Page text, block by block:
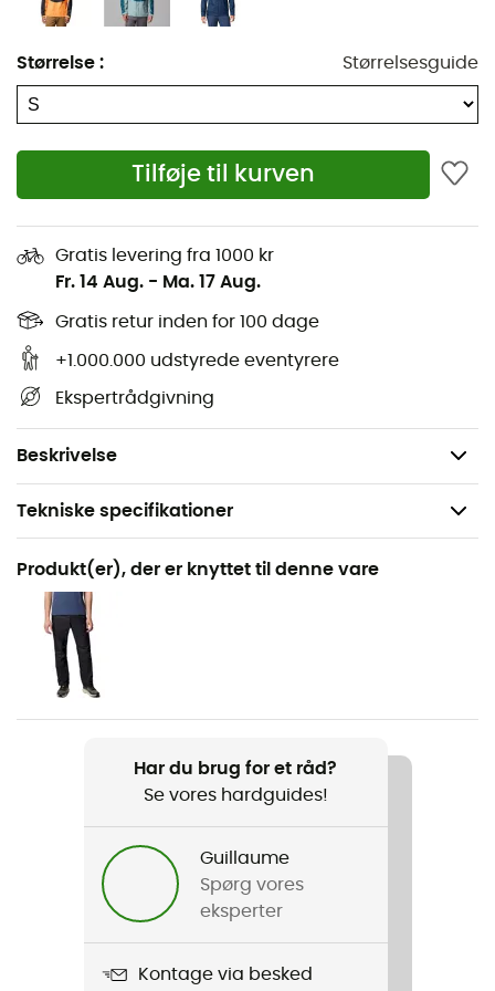
Størrelse : Størrelsesguide
Tilføje til kurven
Gratis levering fra 1000 kr
Fr. 14 Aug. - Ma. 17 Aug.
Gratis retur inden for 100 dage
+1.000.000 udstyrede eventyrere
Ekspertrådgivning
Beskrivelse
elementerne med denne jakke, der kan forvandle
Omni-Tech™ vand- og åndbar konstruktion med
Justerbar hætte med snøre
Brystlomme og håndlommer med lynlås
Justerbare manchetter
Justerbar kant med snøre
Kan pakkes sammen i håndlommen
For: 57 % genanvendt polyester, 43 % ny polyester
mesh.
Tekniske specifikationer
Anbefales til
Vandreture / Trekking
Herre
Produkt
Beklædningsgenstandens opbygning
Omni-Tech™
Produkt(er), der er knyttet til denne vare
Har du brug for et råd?
Se vores hardguides!
Guillaume
Spørg vores
eksperter
Kontage via besked